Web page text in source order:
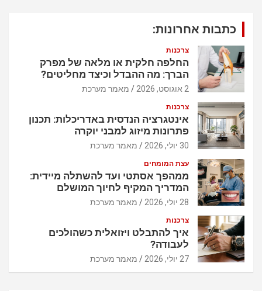
כתבות אחרונות:
צרכנות
החלפה חלקית או מלאה של מפרק
הברך: מה ההבדל וכיצד מחליטים?
2 אוגוסט, 2026 מאמר מערכת
צרכנות
אינטגרציה הנדסית באדריכלות: תכנון
פתרונות מיזוג למבני יוקרה
30 יולי, 2026 מאמר מערכת
עצת המומחים
ממהפך אסתטי ועד להשתלה מיידית:
המדריך המקיף לחיוך המושלם
28 יולי, 2026 מאמר מערכת
צרכנות
איך להתבלט ויזואלית כשהולכים
לעבודה?
27 יולי, 2026 מאמר מערכת